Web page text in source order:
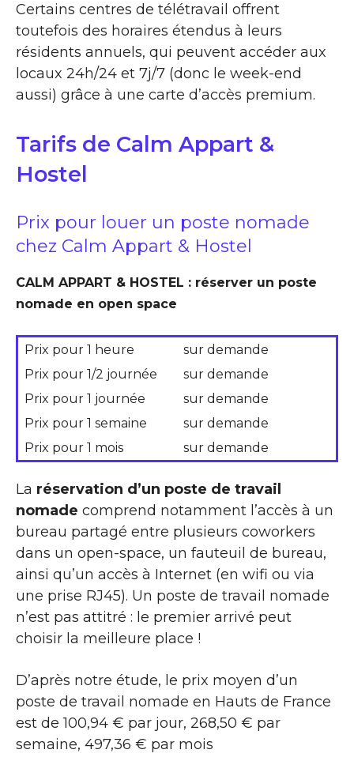
Certains centres de télétravail offrent
toutefois des horaires étendus à leurs
résidents annuels, qui peuvent accéder aux
locaux 24h/24 et 7j/7 (donc le week-end
aussi) grâce à une carte d’accès premium.
Tarifs de Calm Appart &
Hostel
Prix pour louer un poste nomade
chez Calm Appart & Hostel
CALM APPART & HOSTEL : réserver un poste
nomade en open space
Prix pour 1 heure
sur demande
Prix pour 1/2 journée
sur demande
Prix pour 1 journée
sur demande
Prix pour 1 semaine
sur demande
Prix pour 1 mois
sur demande
La réservation d’un poste de travail
nomade comprend notamment l’accès à un
bureau partagé entre plusieurs coworkers
dans un open-space, un fauteuil de bureau,
ainsi qu’un accès à Internet (en wifi ou via
une prise RJ45). Un poste de travail nomade
n’est pas attitré : le premier arrivé peut
choisir la meilleure place !
D’après notre étude, le prix moyen d’un
poste de travail nomade en Hauts de France
est de 100,94 € par jour, 268,50 € par
semaine, 497,36 € par mois